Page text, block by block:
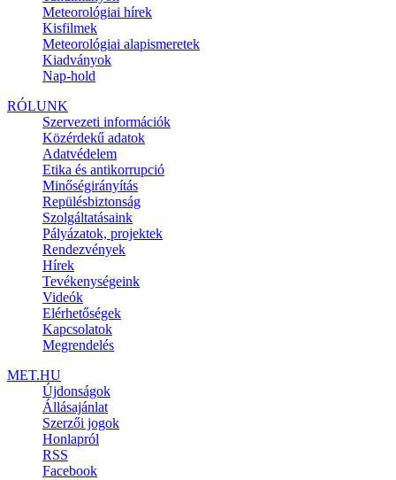
Meteorológiai hírek
Kisfilmek
Meteorológiai alapismeretek
Kiadványok
Nap-hold
RÓLUNK
Szervezeti információk
Közérdekű adatok
Adatvédelem
Etika és antikorrupció
Minőségirányítás
Repülésbiztonság
Szolgáltatásaink
Pályázatok, projektek
Rendezvények
Hírek
Tevékenységeink
Videók
Elérhetőségek
Kapcsolatok
Megrendelés
MET.HU
Újdonságok
Állásajánlat
Szerzői jogok
Honlapról
RSS
Facebook